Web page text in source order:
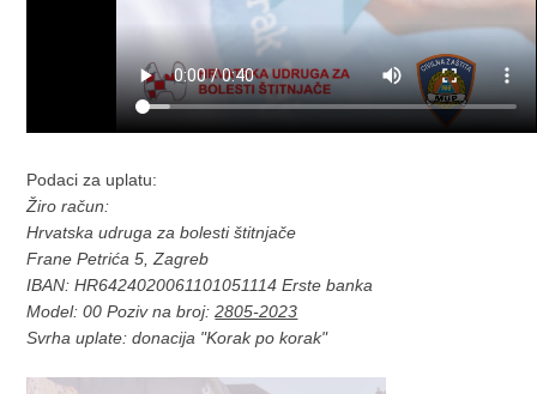
Podaci za uplatu:
Žiro račun:
Hrvatska udruga za bolesti štitnjače
Frane Petrića 5, Zagreb
IBAN: HR6424020061101051114 Erste banka
Model: 00 Poziv na broj:2805-2023
Svrha uplate: donacija "Korak po korak"